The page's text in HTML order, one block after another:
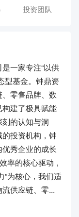
投资团队
一家专注“以供
型基金。钟鼎资
零售品牌、数
建了极具赋能
的认知与洞
投资机构，钟
秀企业的成长
率的核心驱动，
”为核心，我们适
供应链、零...